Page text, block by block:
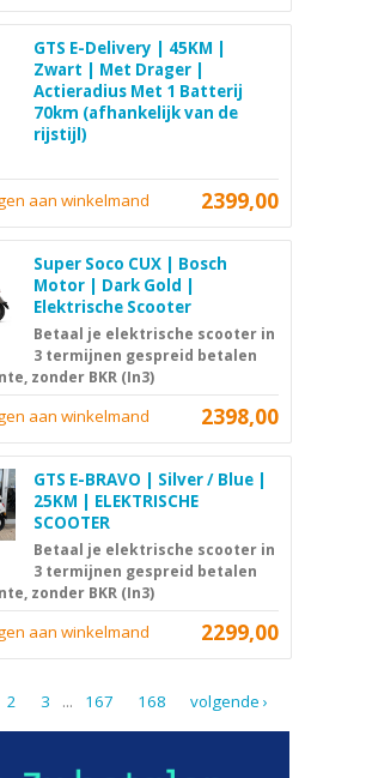
GTS E-Delivery | 45KM |
Zwart | Met Drager |
Actieradius Met 1 Batterij
70km (afhankelijk van de
rijstijl)
2399,00
aan winkelmand
Super Soco CUX | Bosch
Motor | Dark Gold |
Elektrische Scooter
Betaal je elektrische scooter in
3 termijnen gespreid betalen
zonder BKR (In3)
2398,00
aan winkelmand
GTS E-BRAVO | Silver / Blue |
25KM | ELEKTRISCHE
SCOOTER
Betaal je elektrische scooter in
3 termijnen gespreid betalen
zonder BKR (In3)
2299,00
aan winkelmand
2 3 ... 167 168 volgende ›